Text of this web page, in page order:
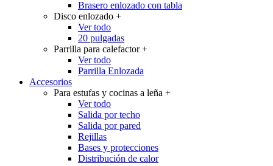
Brasero enlozado con tabla
Disco enlozado +
Ver todo
20 pulgadas
Parrilla para calefactor+
Ver todo
Parrilla Enlozada
Accesorios
Para estufas y cocinas a leña +
Ver todo
Salida por techo
Salida por pared
Rejillas
Bases y protecciones
Distribución de calor